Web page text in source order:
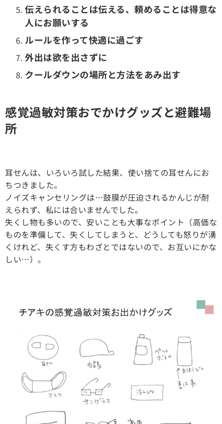
伝えられることは伝える、頼めることは得意な
人にお願いする
ルールを作って快適に過ごす
外出は欲を出さずに
クールダウンの場所と方法をあみ出す
感覚過敏対策おでかけグッズと避難場
所
耳せんは、いろいろ試した結果、使い捨ての耳せんにお
ちつきました。
ノイズキャンセリングは…鼓膜が圧迫されるかんじが耐
えられず、私には合いませんでした。
失くし物も多いので、安いことも大事なポイント（高価な
ものを準備して、失くしてしまうと、どうしても怒りが湧
くけれど、失くす方もわざとではないので、お互いにかな
しい…）。